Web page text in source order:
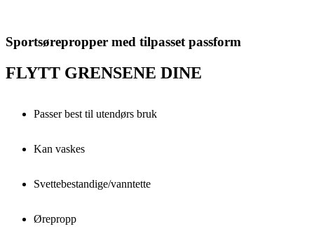
Sportsørepropper med tilpasset passform
FLYTT GRENSENE DINE
Passer best til utendørs bruk
Kan vaskes
Svettebestandige/vanntette
Ørepropp